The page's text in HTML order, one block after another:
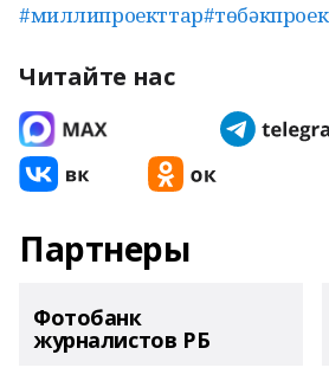
#миллипроекттар
Читайте нас
Партнеры
Фотобанк
журналистов РБ